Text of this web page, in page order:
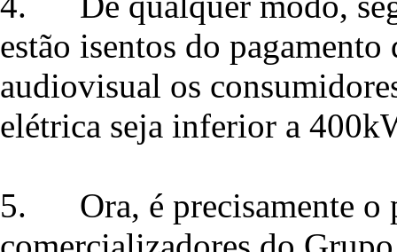
estão isentos do
audiovisual os
elétrica seja inferior a
5.
Ora, é precisamente